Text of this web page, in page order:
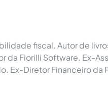
fiscal. Autor de
Fiorilli Software. Ex-
Ex-Diretor Financeiro da